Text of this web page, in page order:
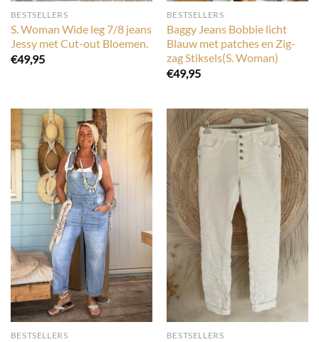
BESTSELLERS
S. Woman Wide leg 7/8 jeans
Jessy met Cut-out Bloemen.
€49,95
BESTSELLERS
Baggy Jeans Bobbie licht
Blauw met patches en Zig-
zag Stiksels(S. Woman)
€49,95
BESTSELLERS BESTSELLERS